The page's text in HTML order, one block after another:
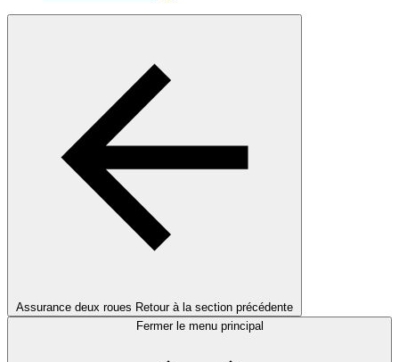
Assurance deux roues Retour à la section précédente
Fermer le menu principal